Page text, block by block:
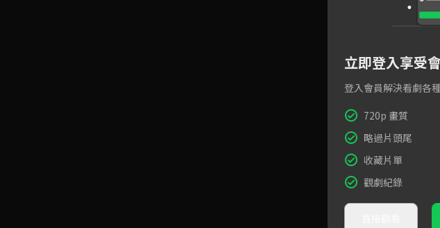
立即登入享受
登入會員解決看劇各
720p 畫質
略過片頭尾
收藏片單
觀劇紀錄